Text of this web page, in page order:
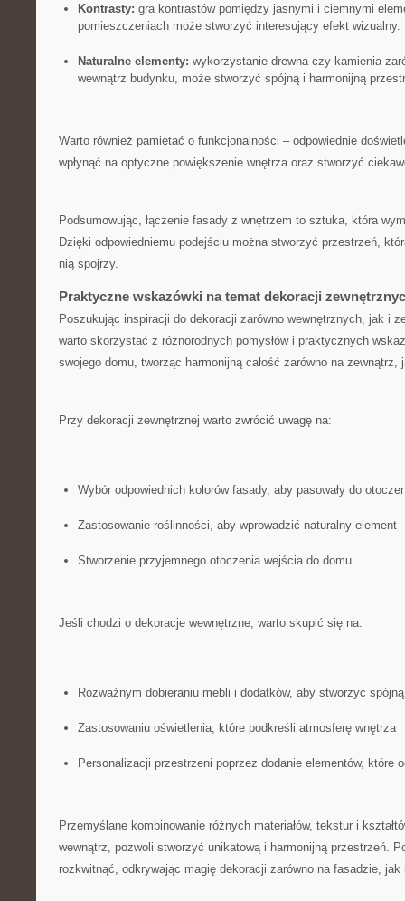
Kontrasty: gra kontrastów pomiędzy ‌jasnymi i ciemnymi
pomieszczeniach może‍ stworzyć interesujący efekt wizualny.
Naturalne elementy: wykorzystanie drewna ‌czy kamienia
wewnątrz budynku, może stworzyć spójną i harmonijną
Warto również pamiętać o funkcjonalności – odpowiednie
wpłynąć na optyczne ⁣powiększenie wnętrza oraz stworzyć
Podsumowując, łączenie fasady z wnętrzem to sztuka, ​która
Dzięki odpowiedniemu podejściu można stworzyć ⁤przestrzeń,
nią spojrzy.
Praktyczne wskazówki na temat ‌dekoracji
Poszukując inspiracji do dekoracji zarówno wewnętrznych, jak i
warto skorzystać z różnorodnych pomysłów i praktycznych
swojego domu, tworząc harmonijną całość zarówno na ⁣zewnątrz,
Przy dekoracji zewnętrznej warto zwrócić uwagę na:
Wybór odpowiednich ⁢kolorów fasady, aby pasowały do
Zastosowanie roślinności, aby wprowadzić naturalny element
Stworzenie przyjemnego otoczenia wejścia do domu
Jeśli chodzi o dekoracje wewnętrzne, warto skupić się na:
Rozważnym dobieraniu mebli i dodatków, aby stworzyć
Zastosowaniu oświetlenia, które podkreśli atmosferę wnętrza
Personalizacji przestrzeni poprzez dodanie elementów, które
Przemyślane kombinowanie‍ różnych materiałów, tekstur i
wewnątrz, pozwoli stworzyć unikatową i ⁢harmonijną przestrzeń.
rozkwitnąć, odkrywając magię dekoracji zarówno na fasadzie, jak